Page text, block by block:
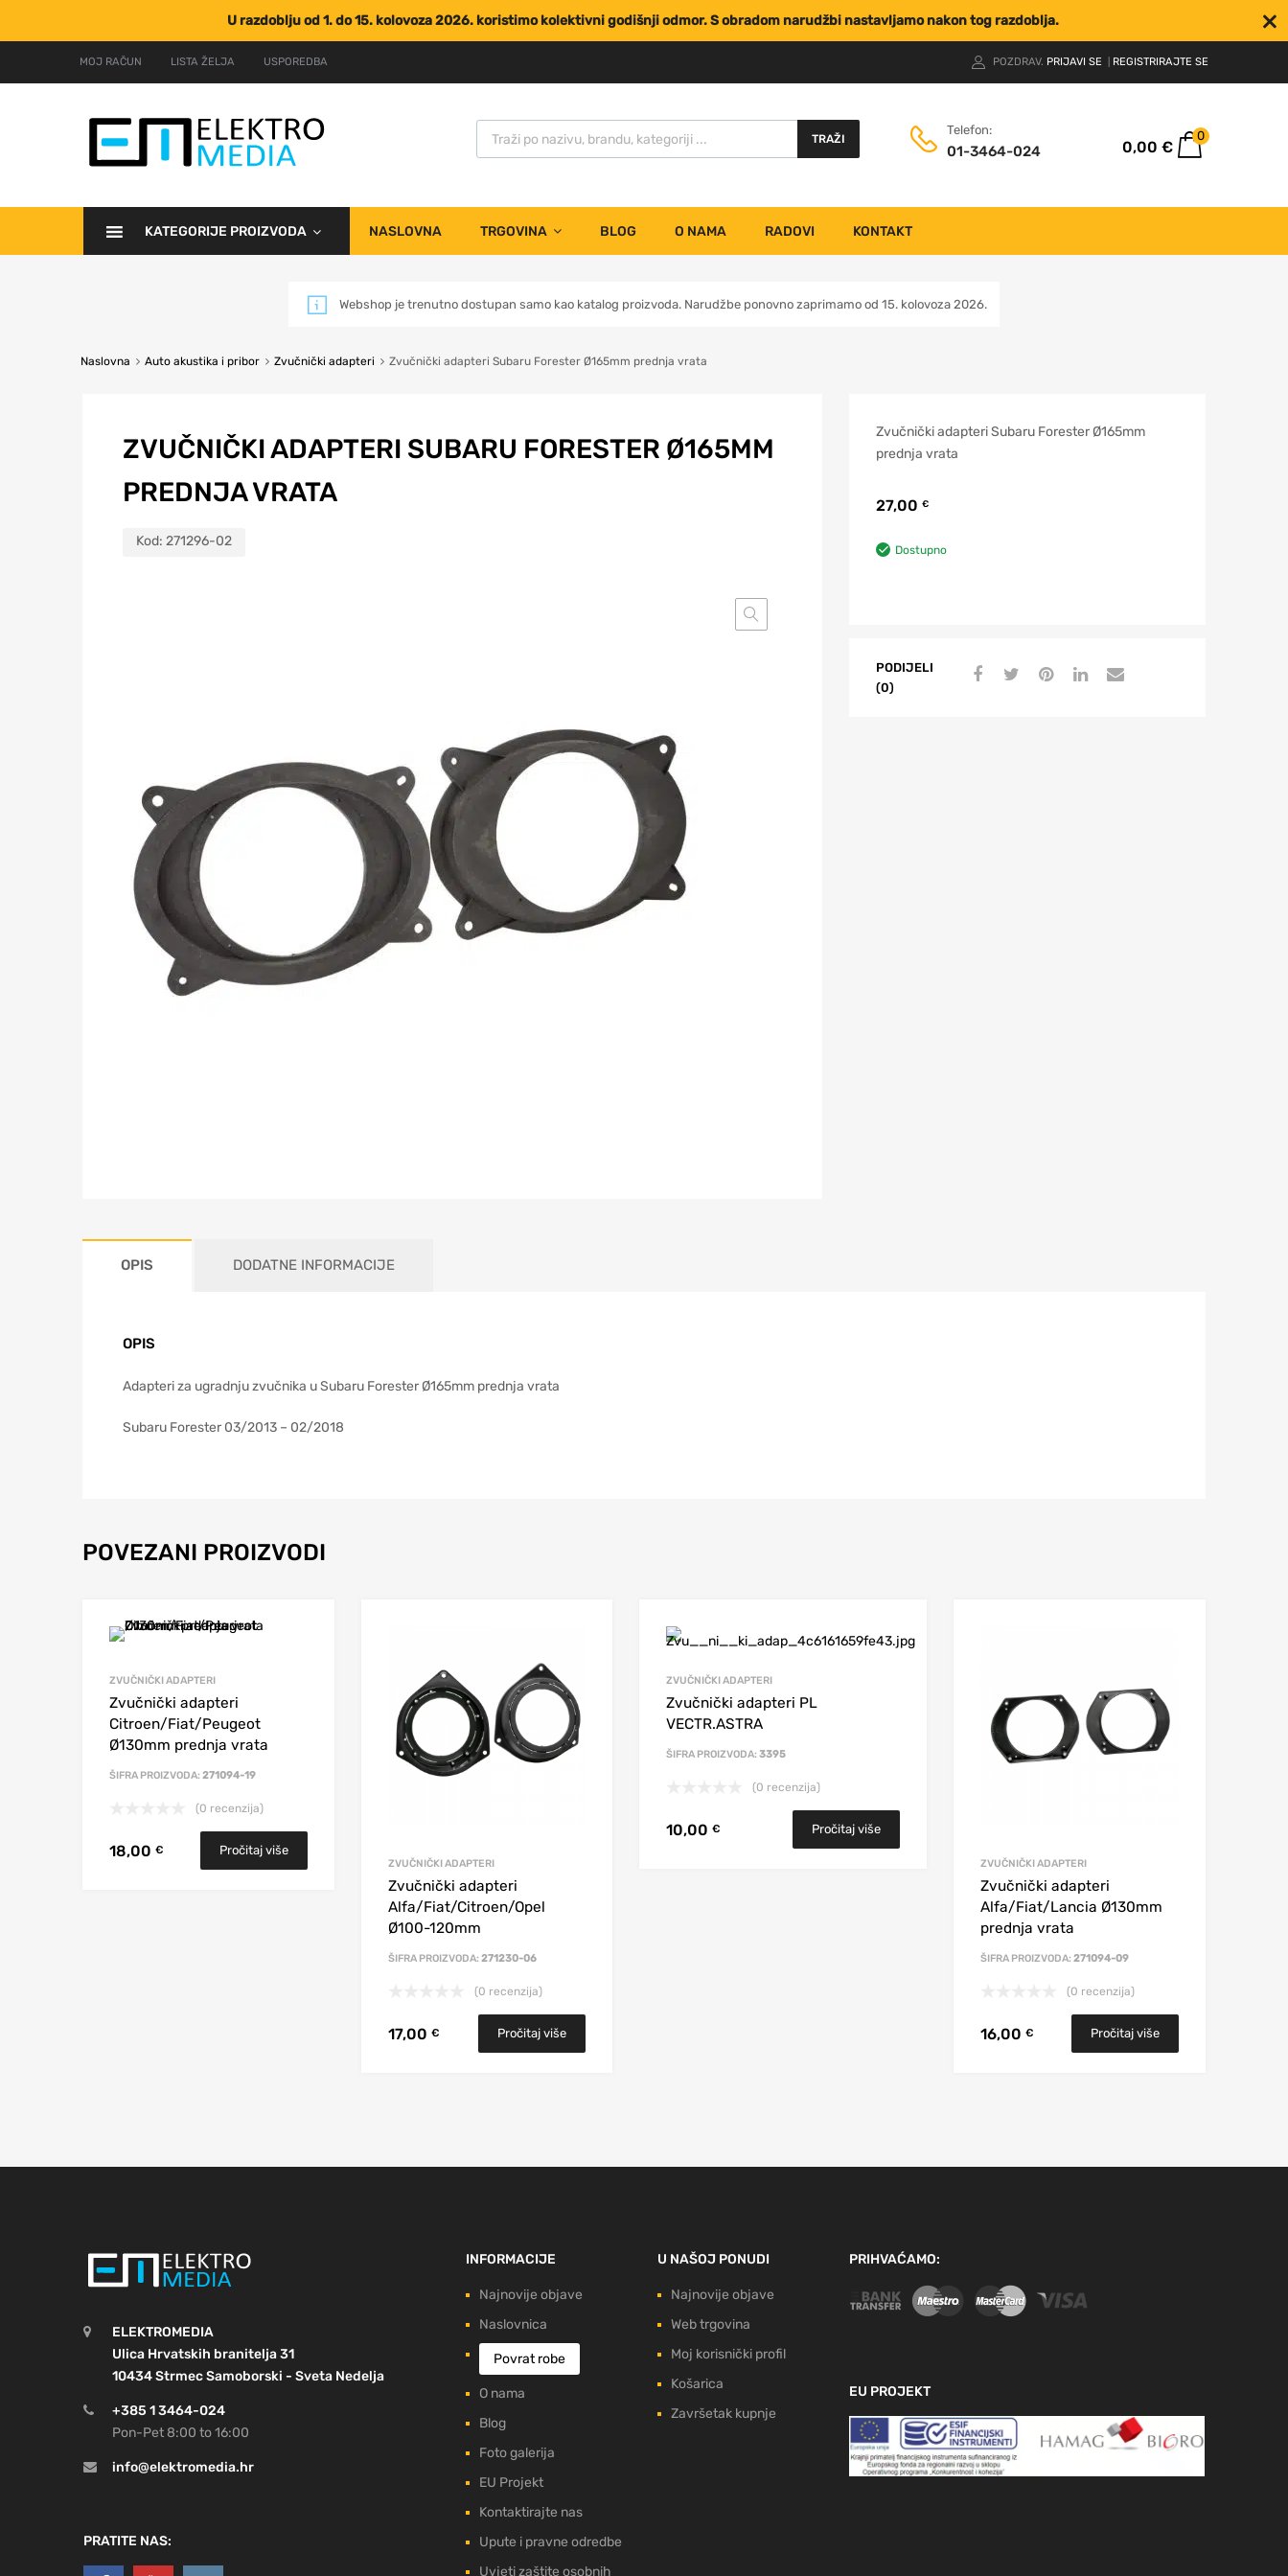
U razdoblju od 1. do 15. kolovoza 2026. koristimo kolektivni godišnji odmor. S obradom narudžbi nastavljamo nakon tog razdoblja.
MOJ RAČUN LISTA ŽELJA USPOREDBA POZDRAV. PRIJAVI SE REGISTRIRAJTE SE
TRAŽI
Telefon:
01-3464-024 0,00 €
0
KATEGORIJE PROIZVODA NASLOVNA TRGOVINA BLOG O NAMA RADOVI KONTAKT
Webshop je trenutno dostupan samo kao katalog proizvoda. Narudžbe ponovno zaprimamo od 15. kolovoza 2026.
Naslovna Auto akustika i pribor Zvučnički adapteri Zvučnički adapteri Subaru Forester Ø165mm prednja vrata
ZVUČNIČKI ADAPTERI SUBARU FORESTER Ø165MM
PREDNJA VRATA
Kod: 271296-02
Zvučnički adapteri Subaru Forester Ø165mm
prednja vrata
27,00 €
Dostupno
PODIJELI
(0)
OPIS DODATNE INFORMACIJE
OPIS
Adapteri za ugradnju zvučnika u Subaru Forester Ø165mm prednja vrata
Subaru Forester 03/2013 – 02/2018
POVEZANI PROIZVODI
ZVUČNIČKI ADAPTERI
Zvučnički adapteri
Citroen/Fiat/Peugeot
Ø130mm prednja vrata
ŠIFRA PROIZVODA:271094-19
(0 recenzija)
18,00€ Pročitaj više
ZVUČNIČKI ADAPTERI
Zvučnički adapteri
Alfa/Fiat/Citroen/Opel
Ø100-120mm
ŠIFRA PROIZVODA: 271230-06
(0 recenzija)
17,00 € Pročitaj više
ZVUČNIČKI ADAPTERI
Zvučnički adapteri PL
VECTR.ASTRA
ŠIFRA PROIZVODA:3395
(0 recenzija)
10,00€ Pročitaj više
ZVUČNIČKI ADAPTERI
Zvučnički adapteri
Alfa/Fiat/Lancia Ø130mm
prednja vrata
ŠIFRA PROIZVODA:271094-09
(0 recenzija)
16,00€ Pročitaj više
ELEKTROMEDIA
Ulica Hrvatskih branitelja 31
10434 Strmec Samoborski - Sveta Nedelja
+385 1 3464-024
Pon-Pet 8:00 to 16:00
info@elektromedia.hr
PRATITE NAS:
INFORMACIJE
Najnovije objave
Naslovnica
Povrat robe
O nama
Blog
Foto galerija
EU Projekt
Kontaktirajte nas
Upute i pravne odredbe
Uvjeti zaštite osobnih
U NAŠOJ PONUDI
Najnovije objave
Web trgovina
Moj korisnički profil
Košarica
Završetak kupnje
PRIHVAĆAMO:
EU PROJEKT